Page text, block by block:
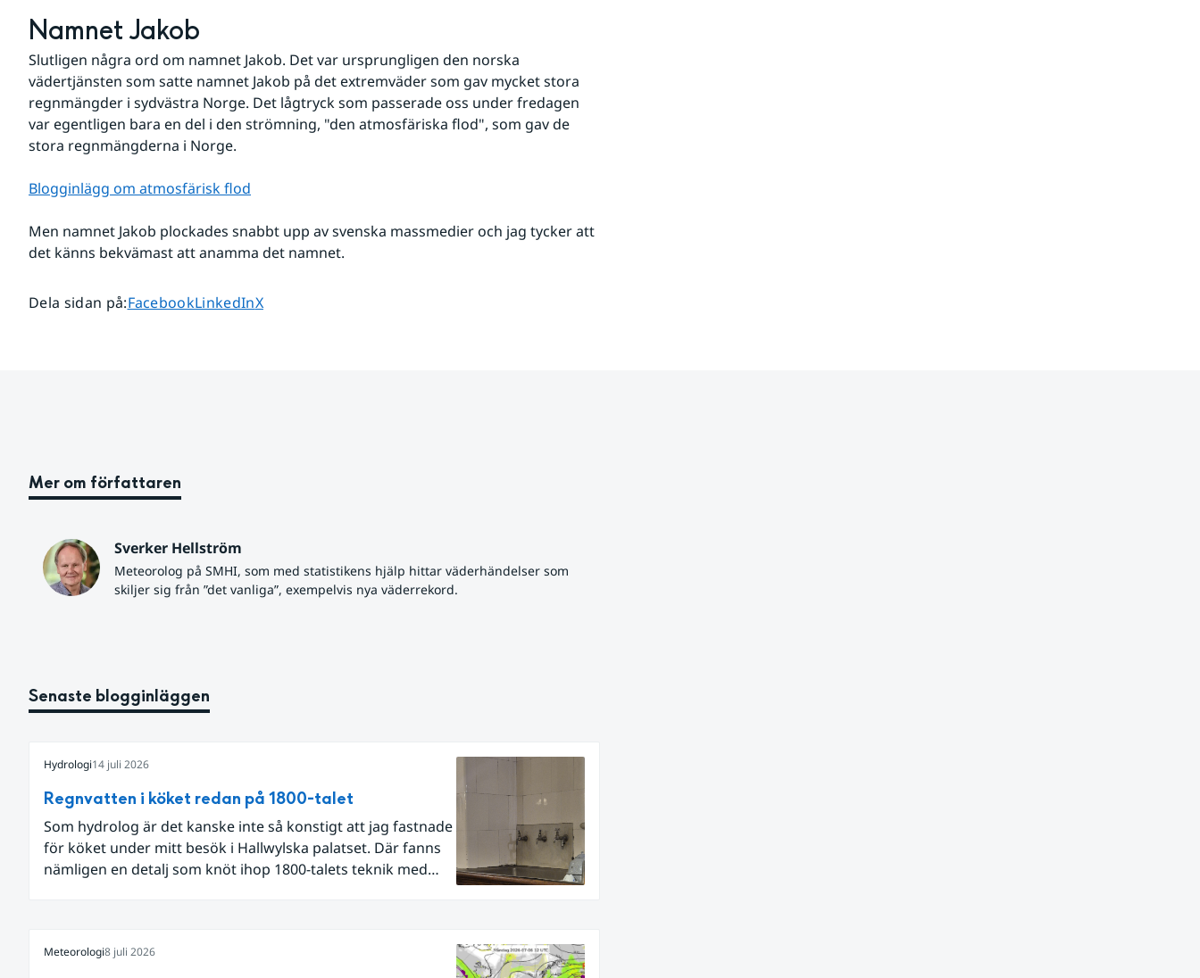
Namnet Jakob
Slutligen några ord om namnet Jakob. Det var ursprungligen den norska
vädertjänsten som satte namnet Jakob på det extremväder som gav mycket stora
regnmängder i sydvästra Norge. Det lågtryck som passerade oss under fredagen
var egentligen bara en del i den strömning, "den atmosfäriska flod", som gav de
stora regnmängderna i Norge.
Blogginlägg om atmosfärisk flod
Men namnet Jakob plockades snabbt upp av svenska massmedier och jag tycker att
det känns bekvämast att anamma det namnet.
Dela sidan på:Dela sidan på
FacebookDela sidan på
LinkedInDela sidan på
X
Mer om författaren
Sverker Hellström
Meteorolog på SMHI, som med statistikens hjälp hittar väderhändelser som
skiljer sig från ”det vanliga”, exempelvis nya väderrekord.
Senaste blogginläggen
Hydrologi14 juli 2026
Regnvatten i köket redan på 1800-talet
Som hydrolog är det kanske inte så konstigt att jag fastnade
för köket under mitt besök i Hallwylska palatset. Där fanns
nämligen en detalj som knöt ihop 1800-talets teknik med
Meteorologi8 juli 2026